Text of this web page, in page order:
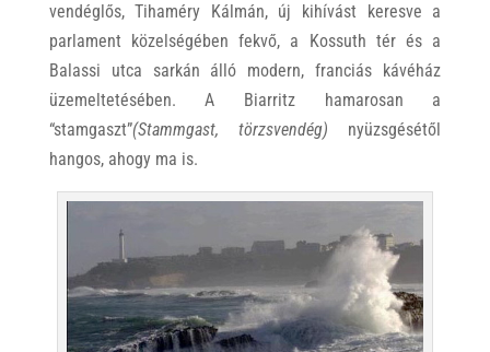
vendéglős, Tihaméry Kálmán, új kihívást keresve a
parlament közelségében fekvő, a Kossuth tér és a
Balassi utca sarkán álló modern, franciás kávéház
üzemeltetésében. A Biarritz hamarosan a
“stamgaszt”(Stammgast, törzsvendég) nyüzsgésétől
hangos, ahogy ma is.